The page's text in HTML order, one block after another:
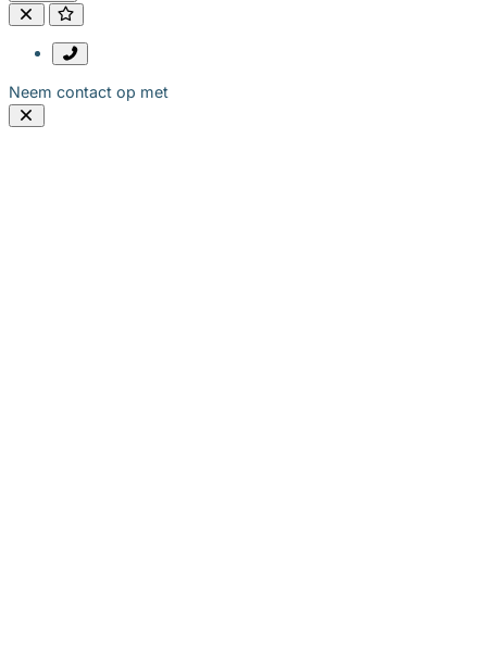
Neem contact op met